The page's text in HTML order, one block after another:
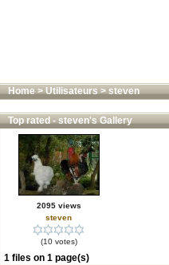
Home>Utilisateurs>steven
Top rated - steven's Gallery
2095 views
steven
(10 votes)
1 files on 1 page(s)